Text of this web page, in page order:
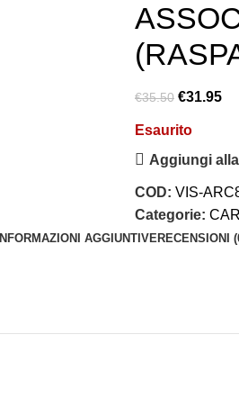
€35.50 €31.95
Esaurito
Aggiungi
COD: VIS-
Categorie:
INFORMAZIONI AGGIUNTIVERECENSIONI